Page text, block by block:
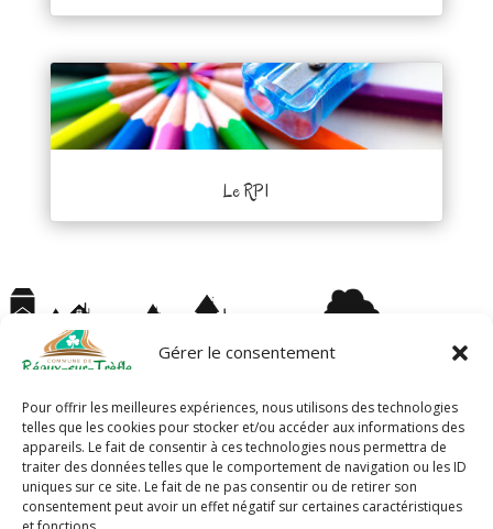
Gérer le consentement
Pour offrir les meilleures expériences, nous utilisons des technologies
telles que les cookies pour stocker et/ou accéder aux informations des
appareils. Le fait de consentir à ces technologies nous permettra de
traiter des données telles que le comportement de navigation ou les ID
uniques sur ce site. Le fait de ne pas consentir ou de retirer son
consentement peut avoir un effet négatif sur certaines caractéristiques
Le RPI